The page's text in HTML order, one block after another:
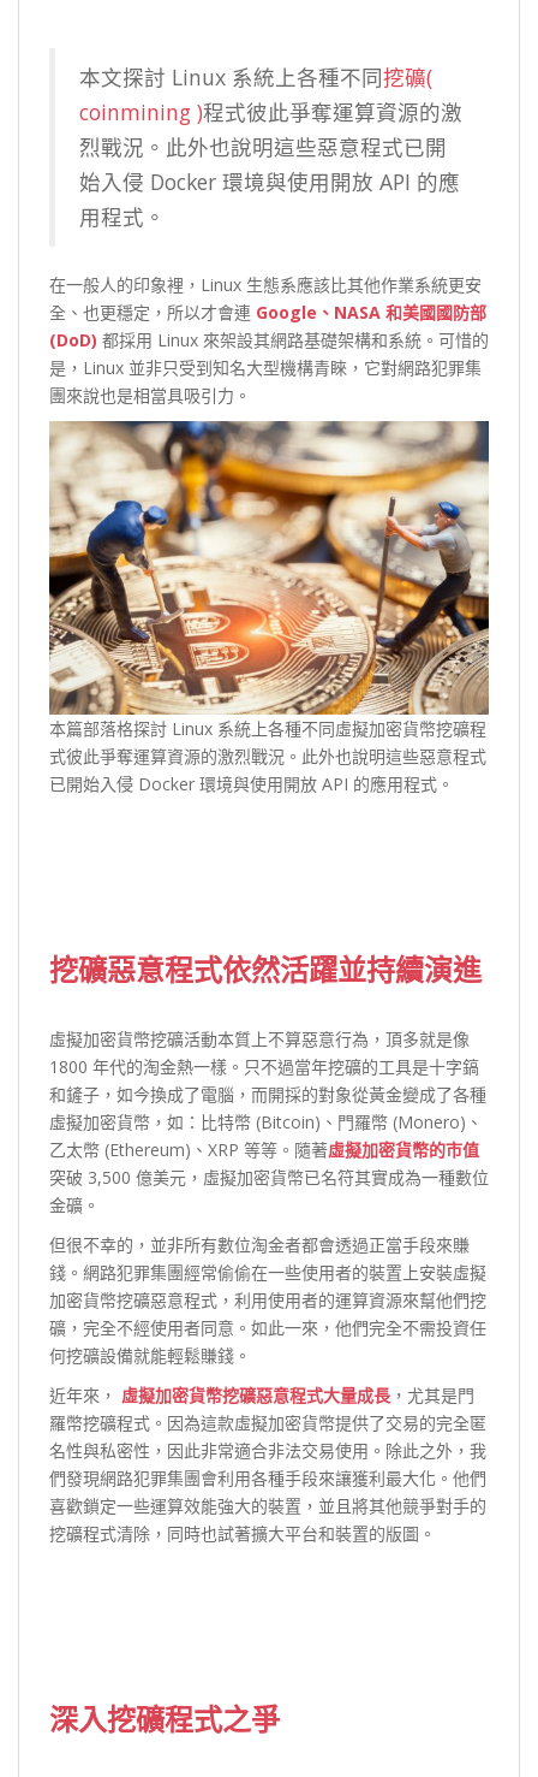
本文探討 Linux 系統上各種不同挖礦(
coinmining )程式彼此爭奪運算資源的激
烈戰況。此外也說明這些惡意程式已開
始入侵 Docker 環境與使用開放 API 的應
用程式。
在一般人的印象裡，Linux 生態系應該比其他作業系統更安
全、也更穩定，所以才會連 Google、NASA 和美國國防部
(DoD) 都採用 Linux 來架設其網路基礎架構和系統。可惜的
是，Linux 並非只受到知名大型機構青睞，它對網路犯罪集
團來說也是相當具吸引力。
本篇部落格探討 Linux 系統上各種不同虛擬加密貨幣挖礦程
式彼此爭奪運算資源的激烈戰況。此外也說明這些惡意程式
已開始入侵 Docker 環境與使用開放 API 的應用程式。
挖礦惡意程式依然活躍並持續演進
虛擬加密貨幣挖礦活動本質上不算惡意行為，頂多就是像
1800 年代的淘金熱一樣。只不過當年挖礦的工具是十字鎬
和鏟子，如今換成了電腦，而開採的對象從黃金變成了各種
虛擬加密貨幣，如：比特幣 (Bitcoin)、門羅幣 (Monero)、
乙太幣 (Ethereum)、XRP 等等。隨著虛擬加密貨幣的市值
突破 3,500 億美元，虛擬加密貨幣已名符其實成為一種數位
金礦。
但很不幸的，並非所有數位淘金者都會透過正當手段來賺
錢。網路犯罪集團經常偷偷在一些使用者的裝置上安裝虛擬
加密貨幣挖礦惡意程式，利用使用者的運算資源來幫他們挖
礦，完全不經使用者同意。如此一來，他們完全不需投資任
何挖礦設備就能輕鬆賺錢。
近年來， 虛擬加密貨幣挖礦惡意程式大量成長 ，尤其是門
羅幣挖礦程式。因為這款虛擬加密貨幣提供了交易的完全匿
名性與私密性，因此非常適合非法交易使用。除此之外，我
們發現網路犯罪集團會利用各種手段來讓獲利最大化。他們
喜歡鎖定一些運算效能強大的裝置，並且將其他競爭對手的
挖礦程式清除，同時也試著擴大平台和裝置的版圖。
深入挖礦程式之爭